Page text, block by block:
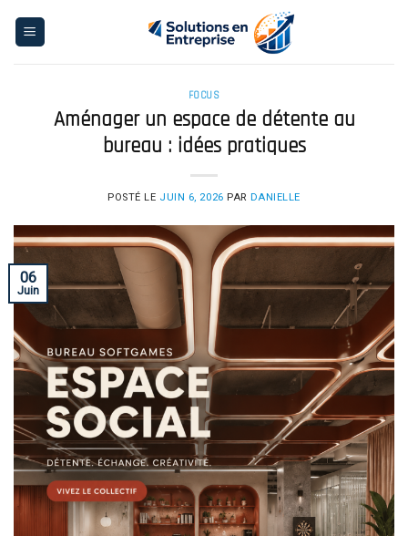
FOCUS
Aménager un espace de détente au
bureau : idées pratiques
POSTÉ LE JUIN 6, 2026 PAR DANIELLE
06
Juin